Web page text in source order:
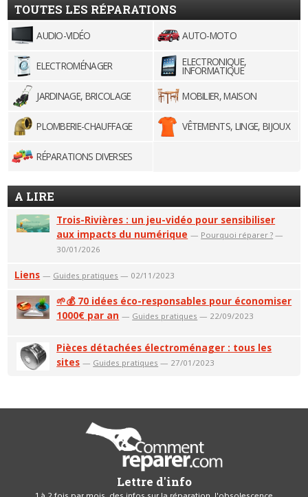
TOUTES LES RÉPARATIONS
AUDIO-VIDÉO AUTO-MOTO
ELECTROMÉNAGER ELECTRONIQUE,
INFORMATIQUE
JARDINAGE, BRICOLAGE
MOBILIER, MAISON
PLOMBERIE-CHAUFFAGE VÊTEMENTS, LINGE, BIJOUX
RÉPARATIONS DIVERSES
A LIRE
Trois-Rivières : un jeu-vidéo pour sensibiliser
aux impacts du numérique — Pourquoi réparer ? —
30/01/2026
Liens — Guides pratiques — 02/11/2023
🌱💰 70 idées éco-responsables pour économiser
1000€ par an — Guides pratiques — 22/09/2023
Pièces détachées électroménager : tous les
sites — Guides pratiques — 27/01/2023
Lettre d'info